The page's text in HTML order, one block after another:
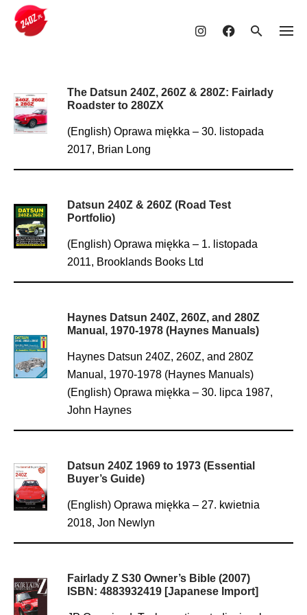
Skip
The Datsun 240Z, 260Z & 280Z: Fairlady
Roadster to 280ZX
(English) Oprawa miękka – 30. listopada
2017, Brian Long
Datsun 240Z & 260Z (Road Test
Portfolio)
(English) Oprawa miękka – 1. listopada
2011, Brooklands Books Ltd
Haynes Datsun 240Z, 260Z, and 280Z
Manual, 1970-1978 (Haynes Manuals)
Haynes Datsun 240Z, 260Z, and 280Z
Manual, 1970-1978 (Haynes Manuals)
(English) Oprawa miękka – 30. lipca 1987,
John Haynes
Datsun 240Z 1969 to 1973 (Essential
Buyer’s Guide)
(English) Oprawa miękka – 27. kwietnia
2018, Jon Newlyn
Fairlady Z S30 Owner’s Bible (2007)
ISBN: 4883932419 [Japanese Import]